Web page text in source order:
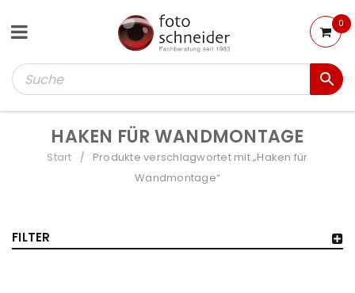
0
HAKEN FÜR WANDMONTAGE
Start /
Produkte verschlagwortet mit „Haken für
Wandmontage“
FILTER